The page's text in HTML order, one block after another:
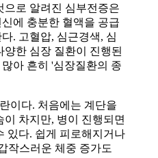
으로 알려진 심부전증은
에 충분한 혈액을 공급
. 고혈압, 심근경색, 심
한 심장 질환이 진행된
아 흔히 '심장질환의 종
이다. 처음에는 계단을
차지만, 병이 진행되면
있다. 쉽게 피로해지거나
작스러운 체중 증가도